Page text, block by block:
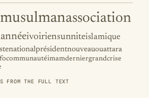
musulmanassociation
annéeivoiriensunniteislamique
nationalprésidentnouveauouattara
communautéimamderniergrandcrise
FROM THE FULL TEXT